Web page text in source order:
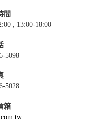
間
, 13:00-18:00
5098
5028
箱